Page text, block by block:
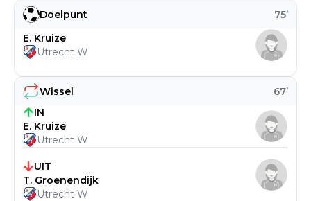
Wissel 67’
IN
E. Kruize
Utrecht W
UIT
T. Groenendijk
Utrecht W
Doelpunt 75’
E. Kruize
Utrecht W